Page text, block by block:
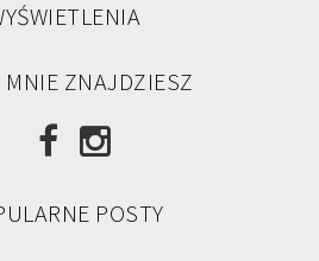
ZNAJDZIESZ
POSTY